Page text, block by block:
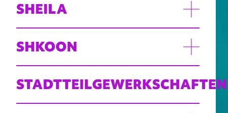
SHEILA
SHKOON
STADTTEILGEWERKSCHAFTEN